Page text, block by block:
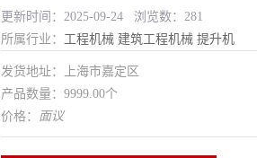
更新时间：2025-09-24 浏览数：281
所属行业： 工程机械 建筑工程机械 提升机
发货地址：上海市嘉定区
产品数量：9999.00个
价格： 面议